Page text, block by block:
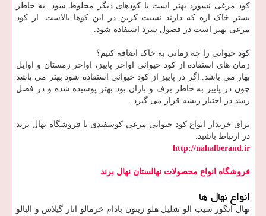
کود مرغی نسوزد بهتر است با کودهای دیگر مخلوط شود. به خاطر
بستر خاک اره که دارند نسبت کربن در این کوها بالاست. از کود
مرغی بهتر است در فصول سرد استفاده شود.
کود حیوانی را چه زمانی به خاک اضافه کنیم؟
زمان های استفاده از کود حیوانی اواخر پاییز، اواخر زمستان و اوایل
بهار می باشد. اگر در پاییز از کود حیوانی استفاده شود بهتر می باشد
چون در پاییز به خاطر برف و باران بود بهتر پوسیده شده و در فصل
رشد در اختیار ریشه قرار می گیرد.
برای خریدار انواع کود حیوانی مرغی کوسفندی با فروشگاه نهال برند
در ارتباط باشید.
http://nahalberand.ir
فروشگاه انواع محصولات نهالستان نهال برند
انواع نهال ها
نهال انگور سیب الو شلیل هلو زیتون بادام خرمالو انار گیلاس و البالو